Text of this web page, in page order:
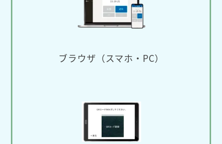
ブラウザ（スマホ・PC）